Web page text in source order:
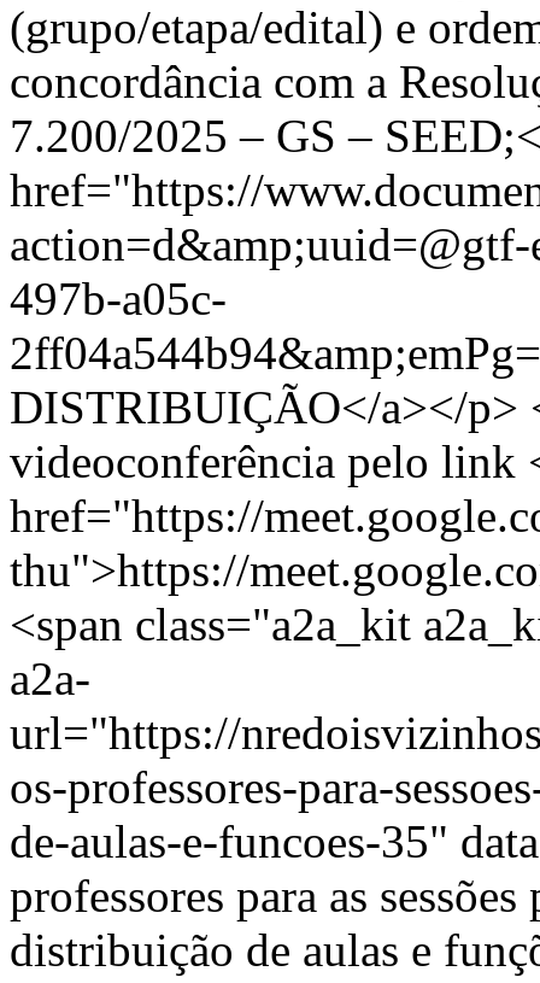
(grupo/etapa/edital) e
concordância com a
7.200/2025 – GS –
href="https://
action=d&amp;uuid=@gtf-
497b-a05c-
DISTRIBUIÇÃO</a></p>
videoconferência pelo link
href="https://
thu">https://
<span class="a2a_kit
a2a-
url="https://
os-professores-para-
de-aulas-e-funcoes-35"
professores para as
distribuição de aulas e